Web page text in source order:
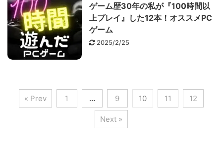
ゲーム歴30年の私が『100時間以
上プレイ』した12本！オススメPC
ゲーム
2025/2/25
« Prev 1 … 9 10 11 12
Next »